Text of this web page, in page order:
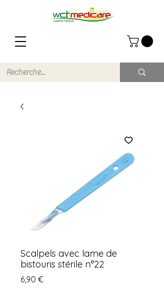
Scalpels avec lame de
bistouris stérile n°22
6,90 €Prix